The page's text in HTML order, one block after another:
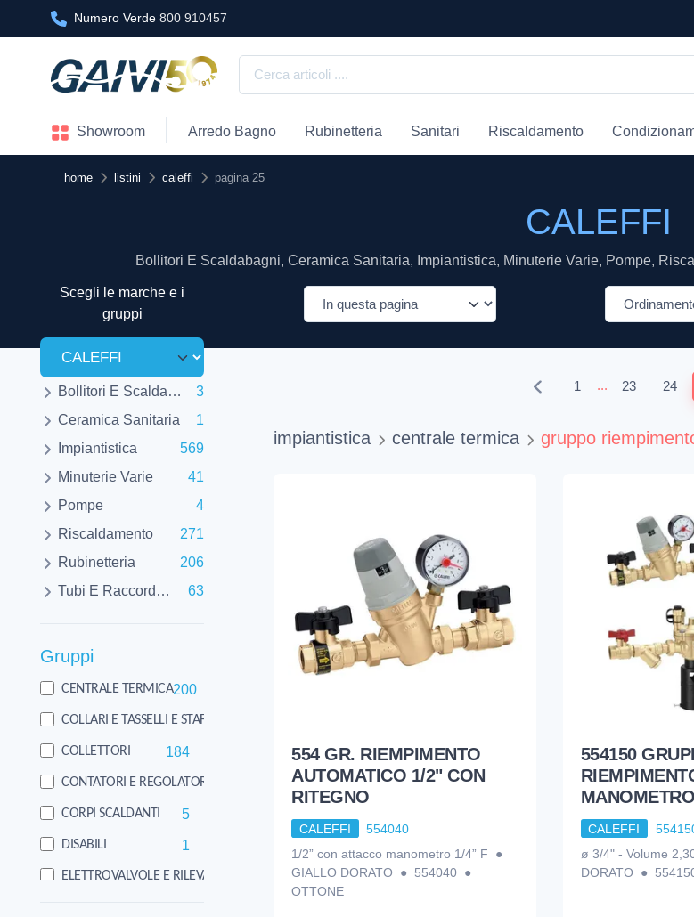
Numero Verde 800 910457
Showroom Arredo Bagno Rubinetteria Sanitari Riscaldamento
home listini caleffi pagina 25
CALEFFI
Bollitori E Scaldabagni, Ceramica Sanitaria, Impiantistica, Minuterie Varie, Pompe,
Scegli le marche e i
gruppi
Bollitori E Scaldabagni
3
Ceramica Sanitaria
1
Impiantistica
569
Minuterie Varie
41
Pompe
4
Riscaldamento
271
Rubinetteria
206
Tubi E Raccorderie
63
Gruppi
CENTRALE TERMICA200
COLLARI E TASSELLI E STAFFE
COLLETTORI 184
CONTATORI E REGOLATORI
CORPI SCALDANTI 5
DISABILI 1
ELETTROVALVOLE E RILEVATORI
1 ... 23 24
impiantistica centrale termica gruppo
554 GR. RIEMPIMENTO
AUTOMATICO 1/2" CON
RITEGNO
CALEFFI
554040
1/2” con attacco manometro 1/4” F ●
GIALLO DORATO ● 554040 ●
OTTONE
554150
MANOMETRO
CALEFFI
ø 3/4" - Volume
DORATO ●